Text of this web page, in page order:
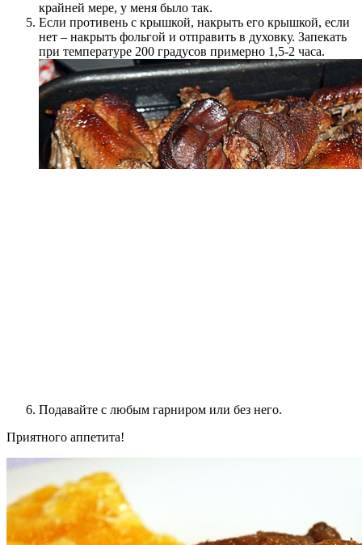
крайней мере, у меня было так.
Если противень с крышкой, накрыть его крышкой, если
нет – накрыть фольгой и отправить в духовку. Запекать
при температуре 200 градусов примерно 1,5-2 часа.
Подавайте с любым гарниром или без него.
Приятного аппетита!